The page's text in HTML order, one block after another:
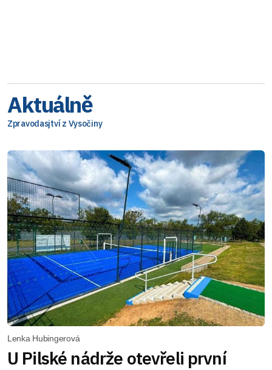
Aktuálně
Zpravodasjtví z Vysočiny
Lenka Hubingerová
U Pilské nádrže otevřeli první